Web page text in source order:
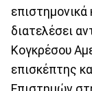
επιστημονικά
διατελέσει
Κογκρέσου
επισκέπτης